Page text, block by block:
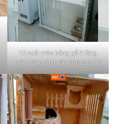
Tủ nuôi mèo bằng gỗ 2 tầng
màu trắng xinh xắn CC012_3 (1)